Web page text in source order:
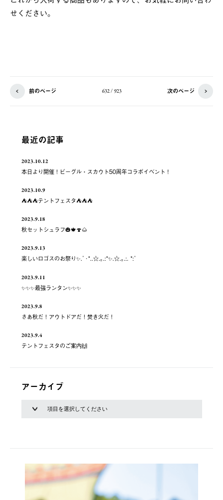
せください。
前のページ 632 / 923 次のページ
最近の記事
2023.10.12
本日より開催！ビーグル・スカウト50周年コラボイベント！
2023.10.9
⛺️⛺️⛺️テントフェスタ⛺️⛺️⛺️
2023.9.18
秋セットシュラフ🎃🍁🍄🌰
2023.9.13
楽しいロゴスのお祭り✨.ﾟ･*..☆.｡.:*✨.☆.｡.:. *:ﾟ
2023.9.11
✨✨✨最強ランタン✨✨✨
2023.9.8
さあ秋だ！アウトドアだ！焚き火だ！
2023.9.4
テントフェスタのご案内🙌
アーカイブ